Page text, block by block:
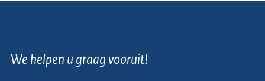
We helpen u graag vooruit!